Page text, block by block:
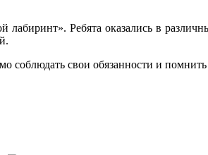
Ребята оказались в
соблюдать свои обязанности и